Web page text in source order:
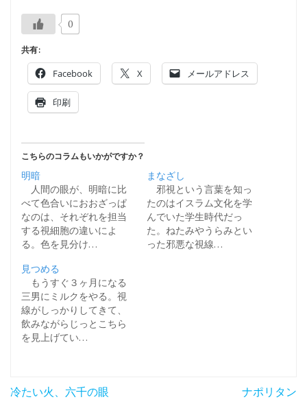
0
共有:
Facebook X メールアドレス
印刷
こちらのコラムもいかがですか？
明暗
人間の眼が、明暗に比
べて色合いにおおざっぱ
なのは、それぞれを担当
する視細胞の違いによ
る。色を見分け…
まなざし
邪視という言葉を知っ
たのはイスラム文化を学
んでいた学生時代だっ
た。ねたみやうらみとい
った邪悪な視線…
見つめる
もうすぐ３ヶ月になる
三男にミルクをやる。視
線がしっかりしてきて、
飲みながらじっとこちら
を見上げてい…
投
冷たい火、六千の眼 ナポリタン